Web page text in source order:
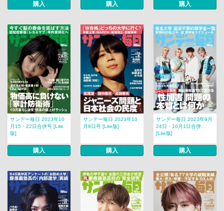
購入 購入 購入
サンデー毎日 2023年10
月15・22日合併号 [Lite
版]
購入
サンデー毎日 2023年10
月8日号 [Lite版]
購入
サンデー毎日 2023年9月
24日・10月1日合併...
[Lite版]
購入